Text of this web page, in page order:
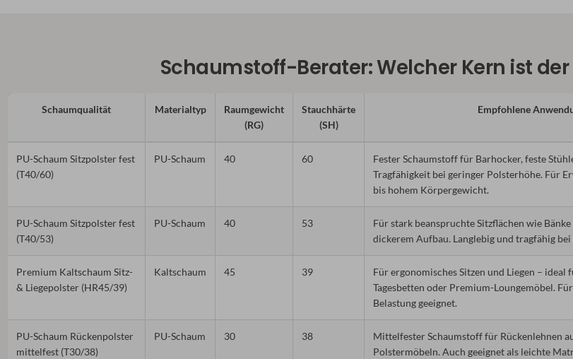
Schaumstoff-Berater: Welcher Kern ist
Schaumqualität Materialtyp
Raumgewicht
(RG)
Stauchhärte
(SH)
Empfohlene
PU-Schaum Sitzpolster fest
(T40/60)
PU-Schaum 40 60
Fester Schaumstoff für Barhocker, feste
Tragfähigkeit bei geringer Polsterhöhe. Für
bis hohem Körpergewicht.
PU-Schaum Sitzpolster fest
(T40/53)
PU-Schaum 40 53
Für stark beanspruchte Sitzflächen wie
dickerem Aufbau. Langlebig und tragfähig
Premium Kaltschaum Sitz-
& Liegepolster (HR45/39)
Kaltschaum 45 39
Für ergonomisches Sitzen und Liegen –
Tagesbetten oder Premium-Loungemöbel.
Belastung geeignet.
PU-Schaum Rückenpolster
mittelfest (T30/38)
PU-Schaum 30 38
Mittelfester Schaumstoff für Rückenlehnen
Polstermöbeln. Auch geeignet als leichte